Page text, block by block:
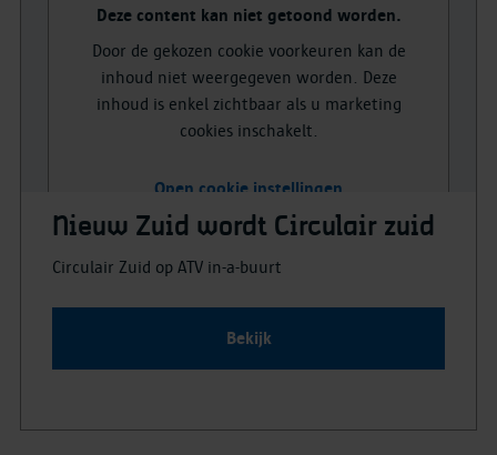
Deze content kan niet getoond worden.
Door de gekozen cookie voorkeuren kan de
inhoud niet weergegeven worden. Deze
inhoud is enkel zichtbaar als u marketing
cookies inschakelt.
Open cookie instellingen
Nieuw Zuid wordt Circulair zuid
Circulair Zuid op ATV in-a-buurt
Bekijk